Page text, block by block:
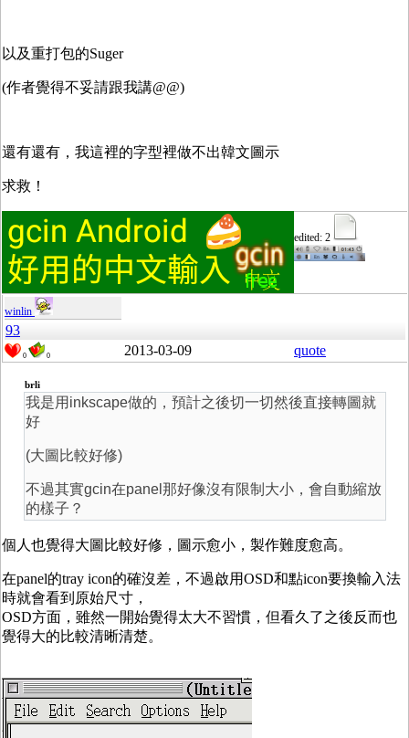
以及重打包的Suger
(作者覺得不妥請跟我講@@)
還有還有，我這裡的字型裡做不出韓文圖示
求救！
edited: 2
winlin
93
0 0 2013-03-09 quote
brli
我是用inkscape做的，預計之後切一切然後直接轉圖就
好
(大圖比較好修)
不過其實gcin在panel那好像沒有限制大小，會自動縮放
的樣子？
個人也覺得大圖比較好修，圖示愈小，製作難度愈高。
在panel的tray icon的確沒差，不過啟用OSD和點icon要換輸入法
時就會看到原始尺寸，
OSD方面，雖然一開始覺得太大不習慣，但看久了之後反而也
覺得大的比較清晰清楚。